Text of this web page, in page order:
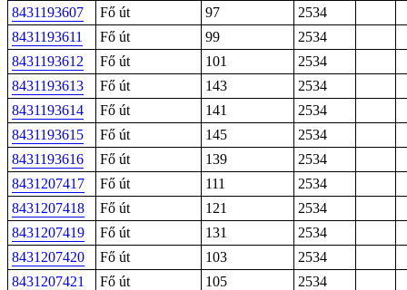
8431193607
Fő út 97
2534
8431193611
Fő út 99
2534
8431193612
Fő út 101
2534
8431193613
Fő út 143
2534
8431193614
Fő út 141
2534
8431193615
Fő út 145
2534
8431193616
Fő út 139
2534
8431207417
Fő út 111
2534
8431207418
Fő út 121
2534
8431207419
Fő út 131
2534
8431207420
Fő út 103
2534
8431207421
Fő út 105
2534